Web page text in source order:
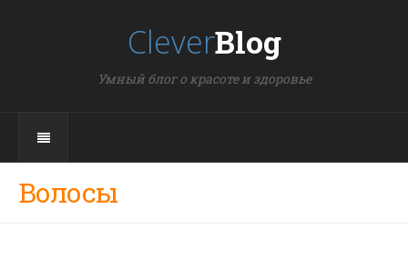
CleverBlog
Умный блог о красоте и здоровье
Волосы